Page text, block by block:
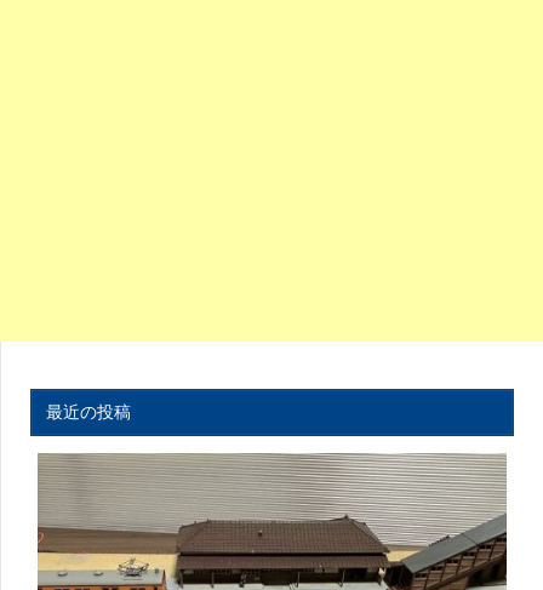
最近の投稿